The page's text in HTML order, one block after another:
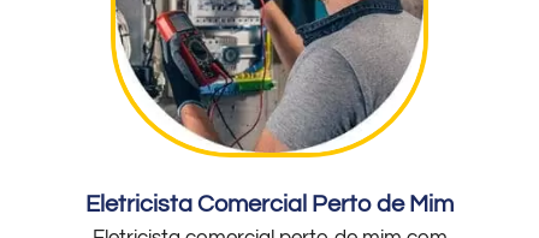
Eletricista Comercial Perto de Mim